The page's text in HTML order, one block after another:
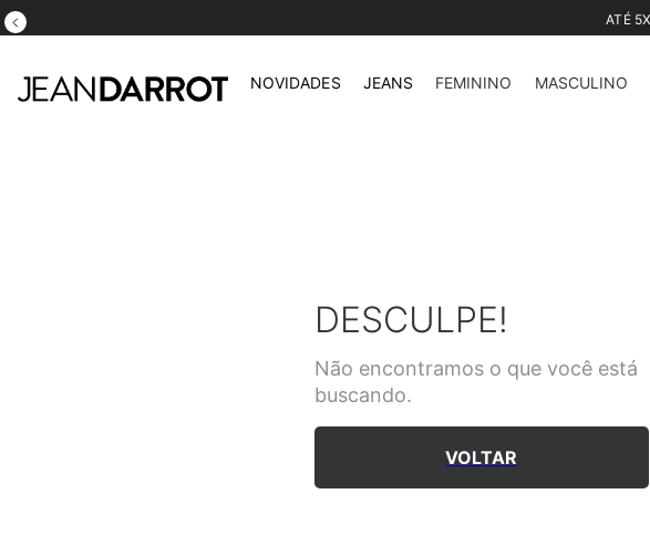
NOVIDADES JEANS FEMININO MASCULINO
DESCULPE!
Não encontramos o que você está
buscando.
VOLTAR